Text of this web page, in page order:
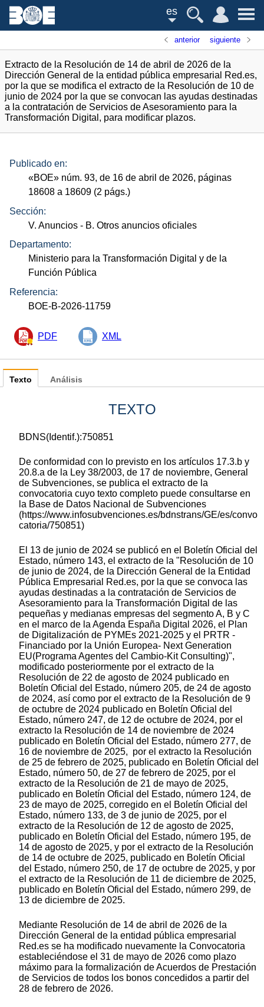
es
anterior siguiente
Extracto de la Resolución de 14 de abril de 2026 de la
Dirección General de la entidad pública empresarial Red.es,
por la que se modifica el extracto de la Resolución de 10 de
junio de 2024 por la que se convocan las ayudas destinadas
a la contratación de Servicios de Asesoramiento para la
Transformación Digital, para modificar plazos.
Publicado en:
«BOE» núm. 93, de 16 de abril de 2026, páginas
18608 a 18609 (2 págs.)
Sección:
V. Anuncios - B. Otros anuncios oficiales
Departamento:
Ministerio para la Transformación Digital y de la
Función Pública
Referencia:
BOE-B-2026-11759
PDF XML
Texto
TEXTO
BDNS(Identif.):750851
De conformidad con lo previsto en los artículos 17.3.b y
20.8.a de la Ley 38/2003, de 17 de noviembre, General
de Subvenciones, se publica el extracto de la
convocatoria cuyo texto completo puede consultarse en
la Base de Datos Nacional de Subvenciones
(https://www.infosubvenciones.es/bdnstrans/GE/es/convo
catoria/750851)
El 13 de junio de 2024 se publicó en el Boletín Oficial del
Estado, número 143, el extracto de la "Resolución de 10
de junio de 2024, de la Dirección General de la Entidad
Pública Empresarial Red.es, por la que se convoca las
ayudas destinadas a la contratación de Servicios de
Asesoramiento para la Transformación Digital de las
pequeñas y medianas empresas del segmento A, B y C
en el marco de la Agenda España Digital 2026, el Plan
de Digitalización de PYMEs 2021-2025 y el PRTR -
Financiado por la Unión Europea- Next Generation
EU(Programa Agentes del Cambio-Kit Consulting)",
modificado posteriormente por el extracto de la
Resolución de 22 de agosto de 2024 publicado en
Boletín Oficial del Estado, número 205, de 24 de agosto
de 2024, así como por el extracto de la Resolución de 9
de octubre de 2024 publicado en Boletín Oficial del
Estado, número 247, de 12 de octubre de 2024, por el
extracto la Resolución de 14 de noviembre de 2024
publicado en Boletín Oficial del Estado, número 277, de
16 de noviembre de 2025, por el extracto la Resolución
de 25 de febrero de 2025, publicado en Boletín Oficial del
Estado, número 50, de 27 de febrero de 2025, por el
extracto de la Resolución de 21 de mayo de 2025,
publicado en Boletín Oficial del Estado, número 124, de
23 de mayo de 2025, corregido en el Boletín Oficial del
Estado, número 133, de 3 de junio de 2025, por el
extracto de la Resolución de 12 de agosto de 2025,
publicado en Boletín Oficial del Estado, número 195, de
14 de agosto de 2025, y por el extracto de la Resolución
de 14 de octubre de 2025, publicado en Boletín Oficial
del Estado, número 250, de 17 de octubre de 2025, y por
el extracto de la Resolución de 11 de diciembre de 2025,
publicado en Boletín Oficial del Estado, número 299, de
13 de diciembre de 2025.
Mediante Resolución de 14 de abril de 2026 de la
Dirección General de la entidad pública empresarial
Red.es se ha modificado nuevamente la Convocatoria
estableciéndose el 31 de mayo de 2026 como plazo
máximo para la formalización de Acuerdos de Prestación
de Servicios de todos los bonos concedidos a partir del
28 de febrero de 2026.
Análisis